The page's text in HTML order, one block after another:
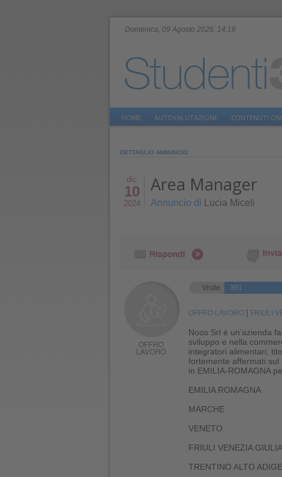
Domenica, 09 Agosto 2026, 14:19
HOME AUTOVALUTAZIONE CONTENUTI
DETTAGLIO ANNUNCIO
dic
10
2024
Area Manager
Annuncio di Lucia Miceli
Visite 391
OFFRO LAVORO | FRIULI
Noos Srl è un’azienda
sviluppo e nella
integratori alimentari,
fortemente affermati sul
in EMILIA-ROMAGNA
EMILIA ROMAGNA
MARCHE
VENETO
FRIULI VENEZIA GIULIA
TRENTINO ALTO ADIGE